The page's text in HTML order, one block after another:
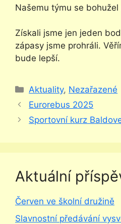
Našemu týmu se
Získali jsme jen jeden
zápasy jsme prohráli.
bude lepší.
Rubriky
Aktuality, Nezařazené
Eurorebus 2025
Sportovní kurz
Aktuální
Červen ve školní družině
Slavnostní předávání